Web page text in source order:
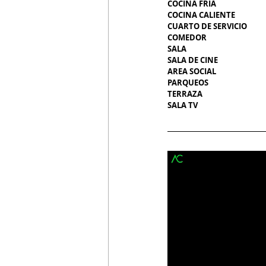
COCINA FRIA
COCINA CALIENTE
CUARTO DE SERVICIO
COMEDOR
SALA
SALA DE CINE
AREA SOCIAL
PARQUEOS
TERRAZA
SALA TV